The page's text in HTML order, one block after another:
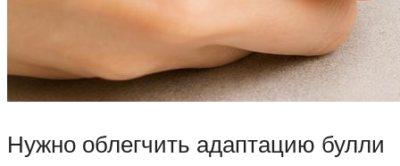
Нужно облегчить адаптацию булли